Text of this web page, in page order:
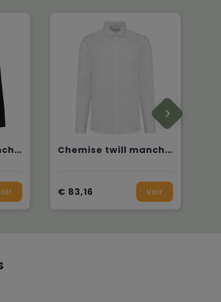
Chemise twill manches longues femme Chemise twill manches longues homme
€ 83,16 Voir